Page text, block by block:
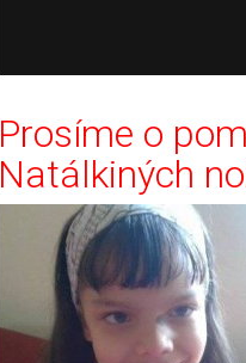
Prosíme o
Natálkiných